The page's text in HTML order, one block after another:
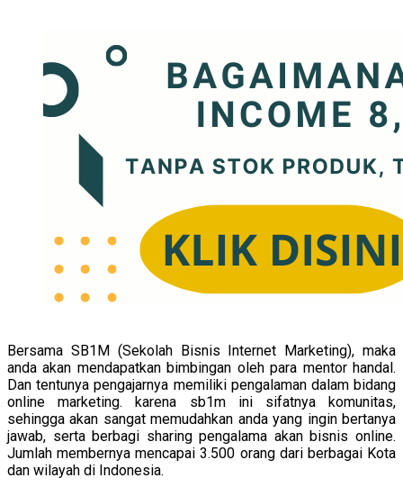
Bersama SB1M (Sekolah Bisnis Internet Marketing), maka
anda akan mendapatkan bimbingan oleh para mentor handal.
Dan tentunya pengajarnya memiliki pengalaman dalam bidang
online marketing. karena sb1m ini sifatnya komunitas,
sehingga akan sangat memudahkan anda yang ingin bertanya
jawab, serta berbagi sharing pengalama akan bisnis online.
Jumlah membernya mencapai 3.500 orang dari berbagai Kota
dan wilayah di Indonesia.